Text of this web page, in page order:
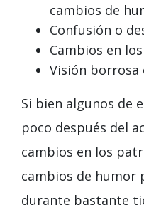
cambios de
Confusión o
Cambios en
Visión borrosa
Si bien algunos de
poco después del
cambios en los
cambios de humor
durante bastante